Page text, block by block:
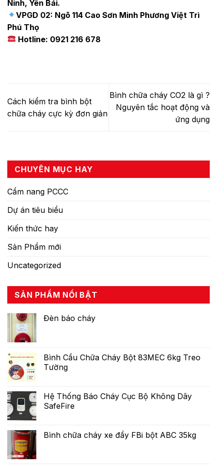
Ninh, Yên Bái.
VPGD 02: Ngõ 114 Cao Sơn Minh Phương Việt Trì
Phú Thọ
Hotline: 0921 216 678
Cách kiểm tra bình bột
chữa cháy cực kỳ đơn giản
Bình chữa cháy CO2 là gì ?
Nguyên tắc hoạt động và
ứng dụng
CHUYÊN MỤC HAY
Cẩm nang PCCC
Dự án tiêu biểu
Kiến thức hay
Sản Phẩm mới
Uncategorized
SẢN PHẨM NỔI BẬT
Đèn báo cháy
Bình Cầu Chữa Cháy Bột 83MEC 6kg Treo
Tường
Hệ Thống Báo Cháy Cục Bộ Không Dây
SafeFire
Bình chữa cháy xe đẩy FBi bột ABC 35kg